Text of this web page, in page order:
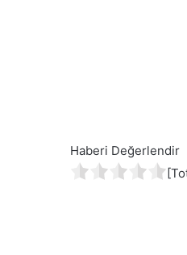
Haberi Değerlendir